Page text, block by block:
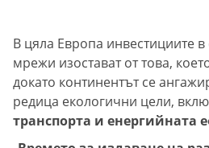
В цяла Европа инвестициите
мрежи изостават от това,
докато континентът се
редица екологични цели,
транспорта и енергийната